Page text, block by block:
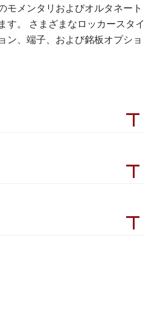
モメンタリおよびオルタネート
す。 さまざまなロッカースタイ
ン、端子、および銘板オプショ